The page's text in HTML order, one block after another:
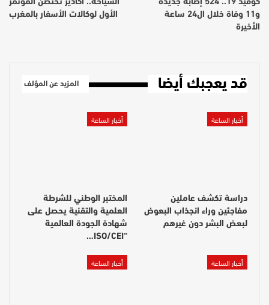
كوفيد 19.. 524 إصابة جديدة
و11 وفاة خلال ال24 ساعة
الأخيرة
السياحة.. أكادير تحتضن المؤتمر
الأول لوكالات الأسفار بالمغرب
قد يعجبك أيضا المزيد عن المؤلف
أخبار الساعة
دراسة تكشف عاملين
مفاجئين وراء انجذاب البعوض
لبعض البشر دون غيرهم
أخبار الساعة
المختبر الوطني للشرطة
العلمية والتقنية يحصل على
شهادة الجودة العالمية
“ISO/CEI…
أخبار الساعة أخبار الساعة